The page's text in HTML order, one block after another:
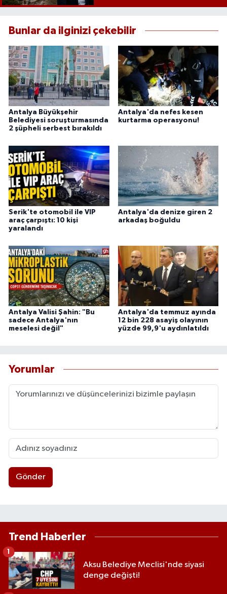
Bunlar da ilginizi çekebilir
Antalya Büyükşehir
Belediyesi soruşturmasında
2 şüpheli serbest bırakıldı
Antalya'da nefes kesen
kurtarma operasyonu!
Serik'te otomobil ile VIP
araç çarpıştı: 10 kişi
yaralandı
Antalya'da denize giren 2
arkadaş boğuldu
Antalya Valisi Şahin: "Bu
sadece Antalya'nın
meselesi değil"
Antalya'da temmuz ayında
12 bin 228 asayiş olayının
yüzde 99,9'u aydınlatıldı
Yorumlar
Gönder
Trend Haberler
Aksu Belediye Meclisi'nde siyasi
denge değişti!
1